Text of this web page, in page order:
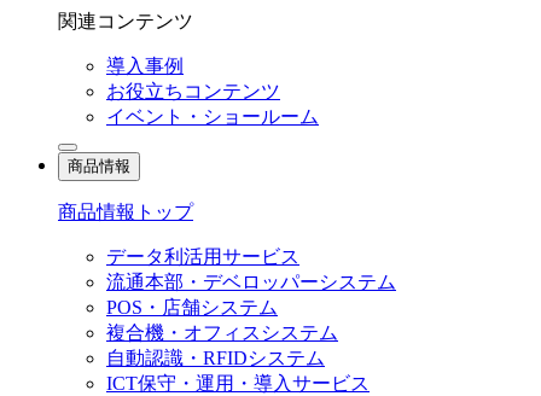
関連コンテンツ
導入事例
お役立ちコンテンツ
イベント・ショールーム
商品情報
商品情報トップ
データ利活用サービス
流通本部・デベロッパーシステム
POS・店舗システム
複合機・オフィスシステム
自動認識・RFIDシステム
ICT保守・運用・導入サービス